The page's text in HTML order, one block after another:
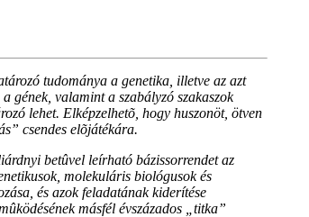
tudománya a genetika, illetve az azt
gének, valamint a szabályzó szakaszok
lehet. Elképzelhetõ, hogy huszonöt, ötven
csendes elõjátékára.
betûvel leírható bázissorrendet az
molekuláris biológusok és
és azok feladatának kiderítése
másfél évszázados „titka”